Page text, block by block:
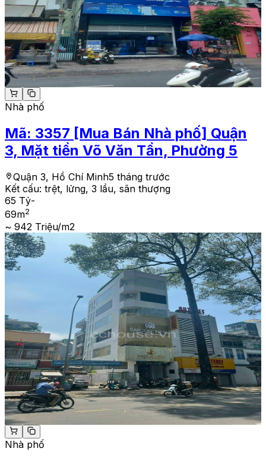
Nhà phố
Mã: 3357 [Mua Bán Nhà phố] Quận
3, Mặt tiền Võ Văn Tần, Phường 5
Quận 3, Hồ Chí Minh5 tháng trước
Kết cấu: trệt, lửng, 3 lầu, sân thượng
65 Tỷ-
69m2
~ 942 Triệu/m2
Nhà phố